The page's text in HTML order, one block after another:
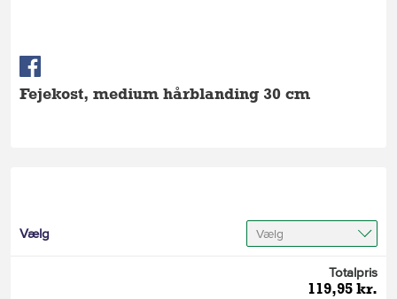
Fejekost, medium hårblanding 30 cm
Vælg Vælg
Totalpris
119,95 kr.